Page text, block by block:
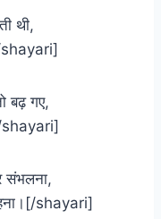
थी,
shayari]
बढ़ गए,
संभलना,
shayari]